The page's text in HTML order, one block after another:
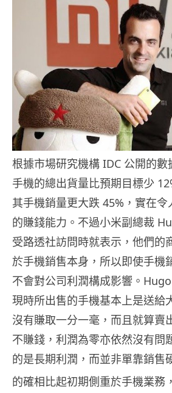
根據市場研究機構 IDC 公開的
手機的總出貨量比預期目標少
其手機銷量更大跌 45%，實在
的賺錢能力。不過小米副總裁
受路透社訪問時就表示，他們的
於手機銷售本身，所以即使手機
不會對公司利潤構成影響。
現時所出售的手機基本上是送給
沒有賺取一分一毫，而且就算賣
不賺錢，利潤為零亦依然沒有問
的是長期利潤，而並非單靠銷售
的確相比起初期側重於手機業務